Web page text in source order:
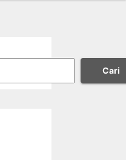
Cari